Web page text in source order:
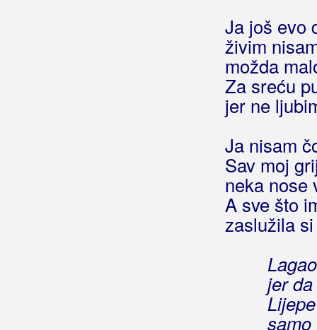
Ja još evo
živim
možda
Za sreću
jer ne
Ja nisam
Sav moj
neka nose
A sve što
zaslužila
jer
samo